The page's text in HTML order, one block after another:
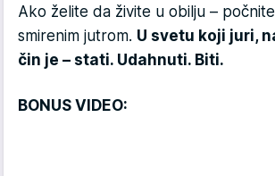
Ako želite da živite u obilju –
smirenim jutrom. U svetu koji juri,
čin je – stati. Udahnuti. Biti.
BONUS VIDEO: